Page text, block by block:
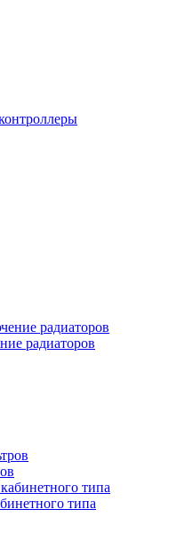
радиаторов
типа